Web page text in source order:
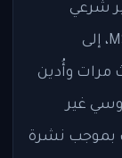
شرعي
غواتيمالي وعضو مزعوم في عصابة MS-13، إلى
مرات وأُدين
غير
بموجب نشرة